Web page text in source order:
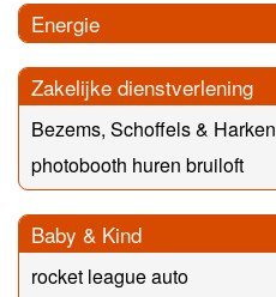
Energie
Zakelijke dienstverlening
Bezems, Schoffels & Harken
photobooth huren bruiloft
Baby & Kind
rocket league auto